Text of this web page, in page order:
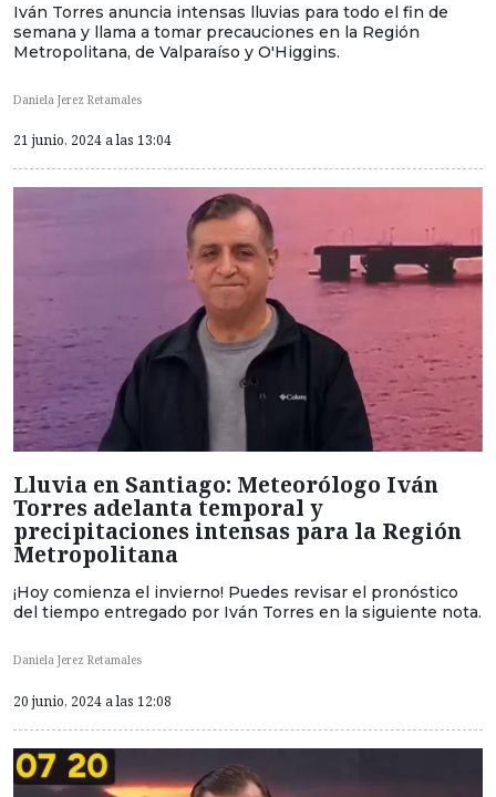
Iván Torres anuncia intensas lluvias para todo el fin de
semana y llama a tomar precauciones en la Región
Metropolitana, de Valparaíso y O'Higgins.
Daniela Jerez Retamales
21 junio, 2024 a las 13:04
Lluvia en Santiago: Meteorólogo Iván
Torres adelanta temporal y
precipitaciones intensas para la Región
Metropolitana
¡Hoy comienza el invierno! Puedes revisar el pronóstico
del tiempo entregado por Iván Torres en la siguiente nota.
Daniela Jerez Retamales
20 junio, 2024 a las 12:08